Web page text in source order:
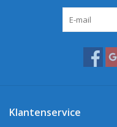
Klantenservice